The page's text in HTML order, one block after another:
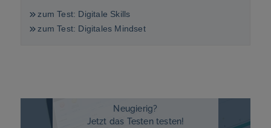
zum Test: Digitale Skills
zum Test: Digitales Mindset
Neugierig?
Jetzt das Testen testen!